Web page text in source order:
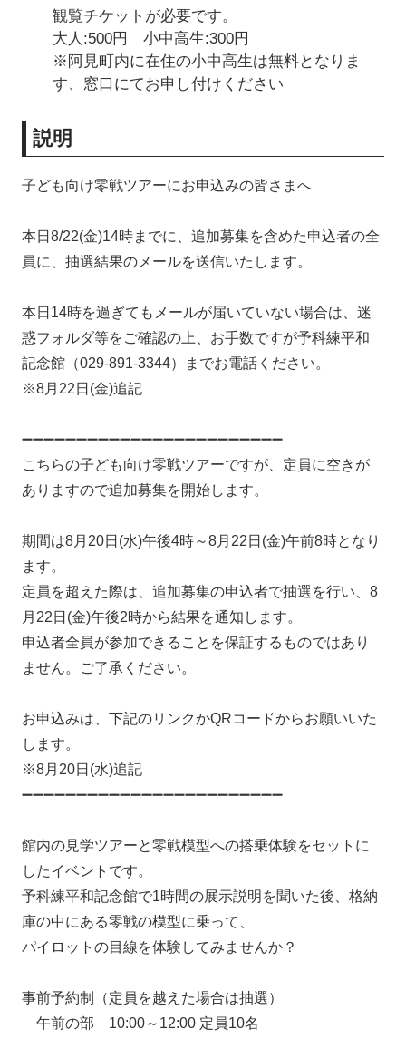
観覧チケットが必要です。
大人:500円 小中高生:300円
※阿見町内に在住の小中高生は無料となりま
す、窓口にてお申し付けください
説明
子ども向け零戦ツアーにお申込みの皆さまへ
本日8/22(金)14時までに、追加募集を含めた申込者の全
員に、抽選結果のメールを送信いたします。
本日14時を過ぎてもメールが届いていない場合は、迷
惑フォルダ等をご確認の上、お手数ですが予科練平和
記念館（029-891-3344）までお電話ください。
※8月22日(金)追記
➖➖➖➖➖➖➖➖➖➖➖➖➖➖➖➖➖➖➖➖➖➖➖➖
こちらの子ども向け零戦ツアーですが、定員に空きが
ありますので追加募集を開始します。
期間は8月20日(水)午後4時～8月22日(金)午前8時となり
ます。
定員を超えた際は、追加募集の申込者で抽選を行い、8
月22日(金)午後2時から結果を通知します。
申込者全員が参加できることを保証するものではあり
ません。ご了承ください。
お申込みは、下記のリンクかQRコードからお願いいた
します。
※8月20日(水)追記
➖➖➖➖➖➖➖➖➖➖➖➖➖➖➖➖➖➖➖➖➖➖➖➖
館内の見学ツアーと零戦模型への搭乗体験をセットに
したイベントです。
予科練平和記念館で1時間の展示説明を聞いた後、格納
庫の中にある零戦の模型に乗って、
パイロットの目線を体験してみませんか？
事前予約制（定員を越えた場合は抽選）
午前の部 10:00～12:00 定員10名